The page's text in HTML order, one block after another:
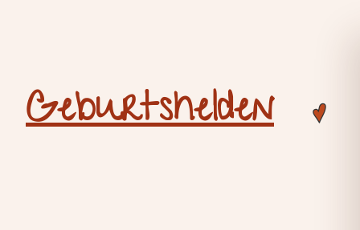
Geburtshelden